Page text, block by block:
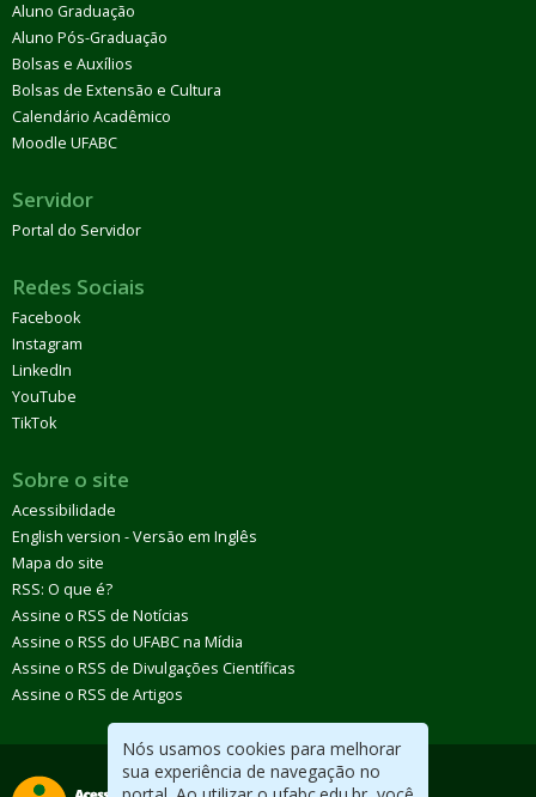
Nós usamos cookies para melhorar
sua experiência de navegação no
Aluno Graduação
Aluno Pós-Graduação
Bolsas e Auxílios
Bolsas de Extensão e Cultura
Calendário Acadêmico
Moodle UFABC
Servidor
Portal do Servidor
Redes Sociais
Facebook
Instagram
LinkedIn
YouTube
TikTok
Sobre o site
Acessibilidade
English version - Versão em Inglês
Mapa do site
RSS: O que é?
Assine o RSS de Notícias
Assine o RSS do UFABC na Mídia
Assine o RSS de Divulgações Científicas
Assine o RSS de Artigos